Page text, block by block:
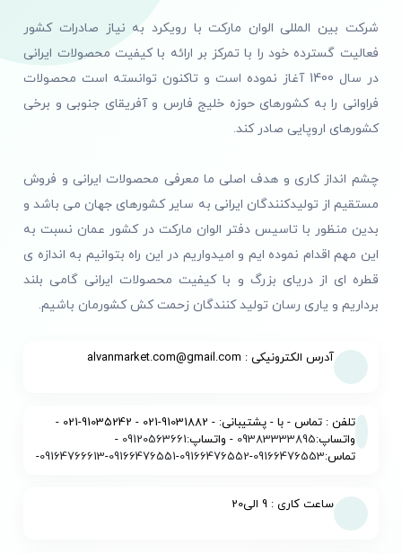
شرکت بین المللی الوان مارکت با رویکرد به نیاز صادرات کشور
فعالیت گسترده خود را با تمرکز بر ارائه با کیفیت محصولات ایرانی
در سال 1400 آغاز نموده است و تاکنون توانسته است محصولات
فراوانی را به کشورهای حوزه خلیج فارس و آفریقای جنوبی و برخی
کشورهای اروپایی صادر کند.
چشم انداز کاری و هدف اصلی ما معرفی محصولات ایرانی و فروش
مستقیم از تولیدکنندگان ایرانی به سایر کشورهای جهان می باشد و
بدین منظور با تاسیس دفتر الوان مارکت در کشور عمان نسبت به
این مهم اقدام نموده ایم و امیدواریم در این راه بتوانیم به اندازه ی
قطره ای از دریای بزرگ و با کیفیت محصولات ایرانی گامی بلند
برداریم و یاری رسان تولید کنندگان زحمت کش کشورمان باشیم.
آدرس الکترونیکی : alvanmarket.com@gmail.com
تلفن : تماس - با - پشتیبانی: - 91031882-021 - 91035242-021 -
واتساپ:09383333895 - واتساپ:09120563661
-
تماس:09166476553
-
09166476552
-
09166476551
-
09164766613
-
ساعت کاری : 9 الی20